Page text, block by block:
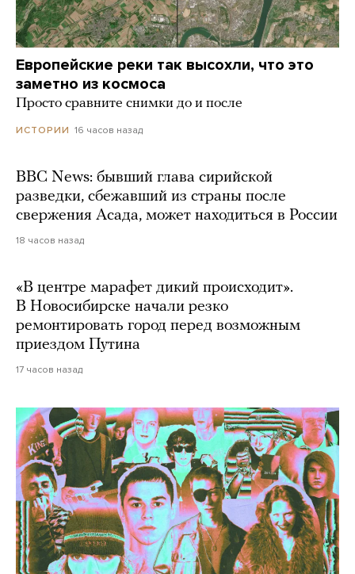
Европейские реки так высохли, что это
заметно из космоса
Просто сравните снимки до и после
ИСТОРИИ 16 часов назад
BBC News: бывший глава сирийской
разведки, сбежавший из страны после
свержения Асада, может находиться в России
18 часов назад
«В центре марафет дикий происходит».
В Новосибирске начали резко
ремонтировать город перед возможным
приездом Путина
17 часов назад